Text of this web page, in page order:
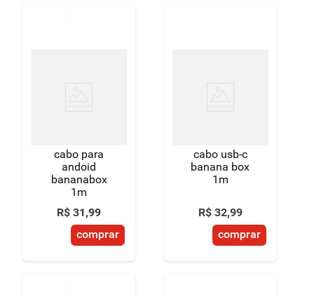
cabo para
andoid
bananabox
1m
R$ 31,99
comprar
cabo usb-c
banana box
1m
R$ 32,99
comprar